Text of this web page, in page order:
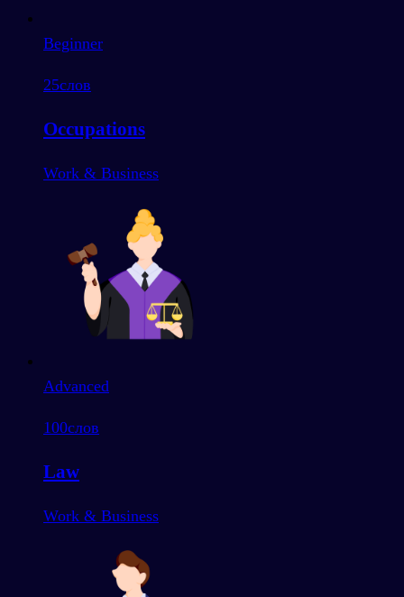
Beginner
25слов
Occupations
Work & Business
Advanced
100слов
Law
Work & Business